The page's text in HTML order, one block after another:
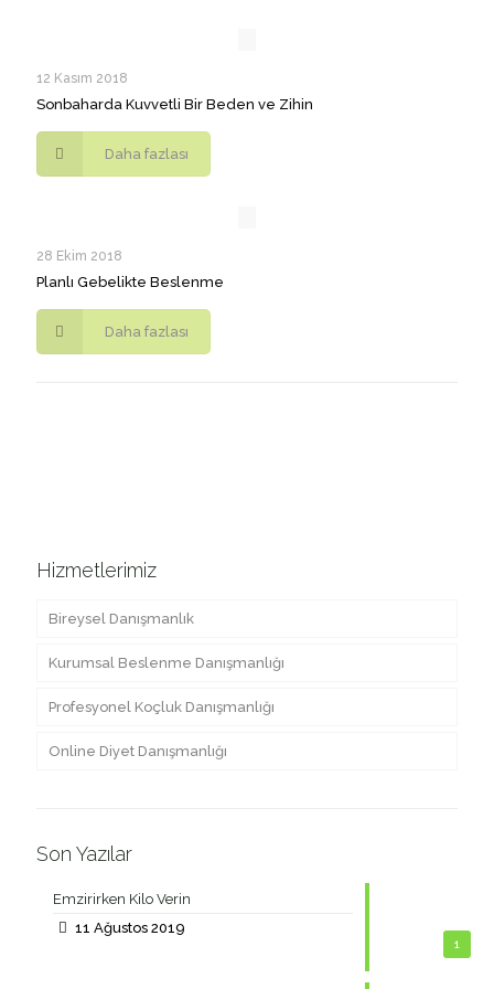
12 Kasım 2018
Sonbaharda Kuvvetli Bir Beden ve Zihin
Daha fazlası
28 Ekim 2018
Planlı Gebelikte Beslenme
Daha fazlası
Hizmetlerimiz
Bireysel Danışmanlık
Kurumsal Beslenme Danışmanlığı
Profesyonel Koçluk Danışmanlığı
Online Diyet Danışmanlığı
Son Yazılar
1
Emzirirken Kilo Verin
11 Ağustos 2019